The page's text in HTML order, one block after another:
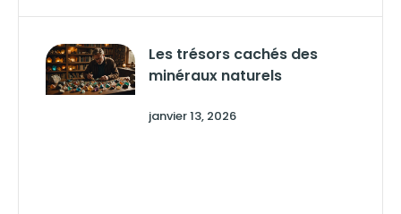
Les trésors cachés des
minéraux naturels
janvier 13, 2026